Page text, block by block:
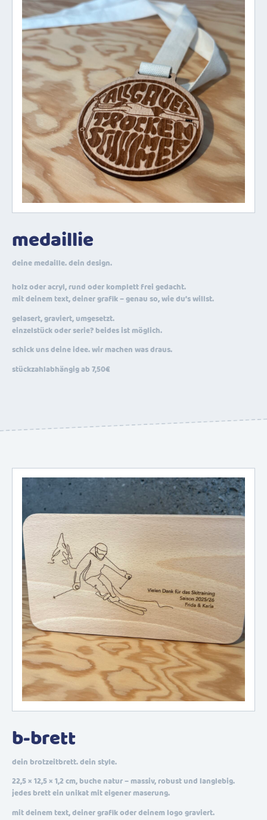
medaillie
deine medaille. dein design.
holz oder acryl, rund oder komplett frei gedacht.
mit deinem text, deiner grafik – genau so, wie du’s willst.
gelasert, graviert, umgesetzt.
einzelstück oder serie? beides ist möglich.
schick uns deine idee. wir machen was draus.
stückzahlabhängig ab 7,50€
b-brett
dein brotzeitbrett. dein style.
22,5 × 12,5 × 1,2 cm, buche natur – massiv, robust und langlebig.
jedes brett ein unikat mit eigener maserung.
mit deinem text, deiner grafik oder deinem logo graviert.